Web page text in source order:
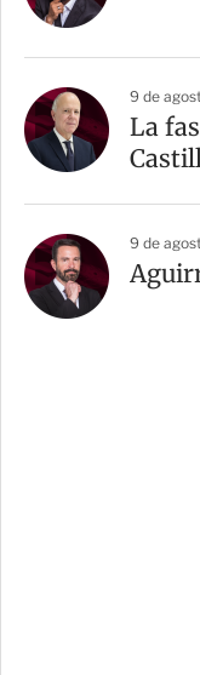
9 de
La
9 de